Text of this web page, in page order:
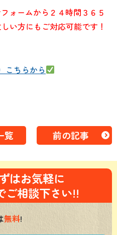
ォームから２４時間３６５
い方にもご対応可能です！
こちらから
覧 前の記事
はお気軽に
ご相談下さい!!
無料!